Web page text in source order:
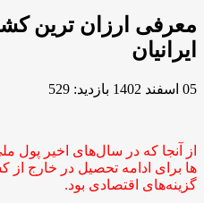
معرفی ارزان ترین
ایرانیان
05 اسفند 1402 بازدید: 529
از آنجا که در سال‌های اخیر پول
ها برای ادامه تحصيل در خارج از
گزینه‌های اقتصادی بود.